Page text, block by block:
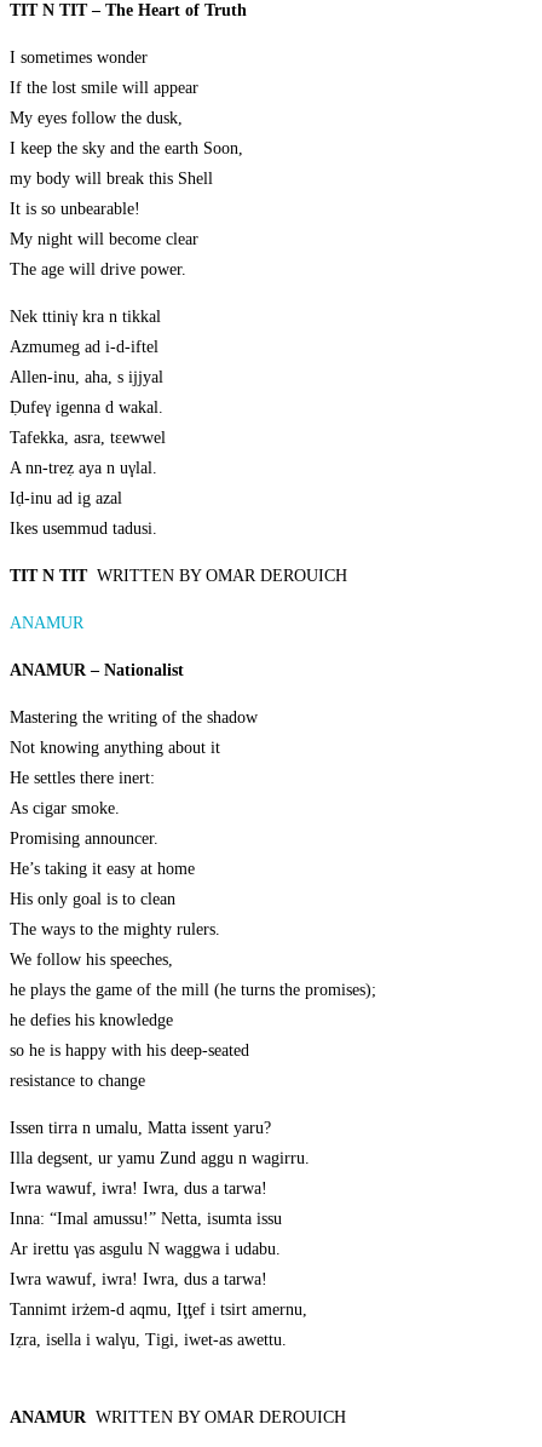
TIT N TIT – The Heart of Truth
I sometimes wonder
If the lost smile will appear
My eyes follow the dusk,
I keep the sky and the earth Soon,
my body will break this Shell
It is so unbearable!
My night will become clear
The age will drive power.
Nek ttiniγ kra n tikkal
Azmumeg ad i-d-iftel
Allen-inu, aha, s ijjyal
Ḍufeγ igenna d wakal.
Tafekka, asra, tεewwel
A nn-treẓ aya n uγlal.
Iḍ-inu ad ig azal
Ikes usemmud tadusi.
TIT N TITWRITTEN BY OMAR DEROUICH
ANAMUR
ANAMUR – Nationalist
Mastering the writing of the shadow
Not knowing anything about it
He settles there inert:
As cigar smoke.
Promising announcer.
He’s taking it easy at home
His only goal is to clean
The ways to the mighty rulers.
We follow his speeches,
he plays the game of the mill (he turns the promises);
he defies his knowledge
so he is happy with his deep-seated
resistance to change
Issen tirra n umalu, Matta issent yaru?
Illa degsent, ur yamu Zund aggu n wagirru.
Iwra wawuf, iwra! Iwra, dus a tarwa!
Inna: “Imal amussu!” Netta, isumta issu
Ar irettu γas asgulu N waggwa i udabu.
Iwra wawuf, iwra! Iwra, dus a tarwa!
Tannimt irżem-d aqmu, Iţţef i tsirt amernu,
Iẓra, isella i walγu, Tigi, iwet-as awettu.
ANAMURWRITTEN BY OMAR DEROUICH